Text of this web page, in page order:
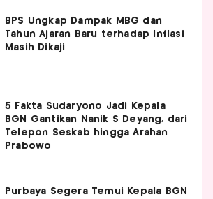
BPS Ungkap Dampak MBG dan
Tahun Ajaran Baru terhadap Inflasi
Masih Dikaji
5 Fakta Sudaryono Jadi Kepala
BGN Gantikan Nanik S Deyang, dari
Telepon Seskab hingga Arahan
Prabowo
Purbaya Segera Temui Kepala BGN